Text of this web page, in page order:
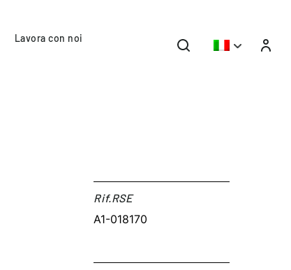
Lavora con noi
Rif.RSE​
A1-018170